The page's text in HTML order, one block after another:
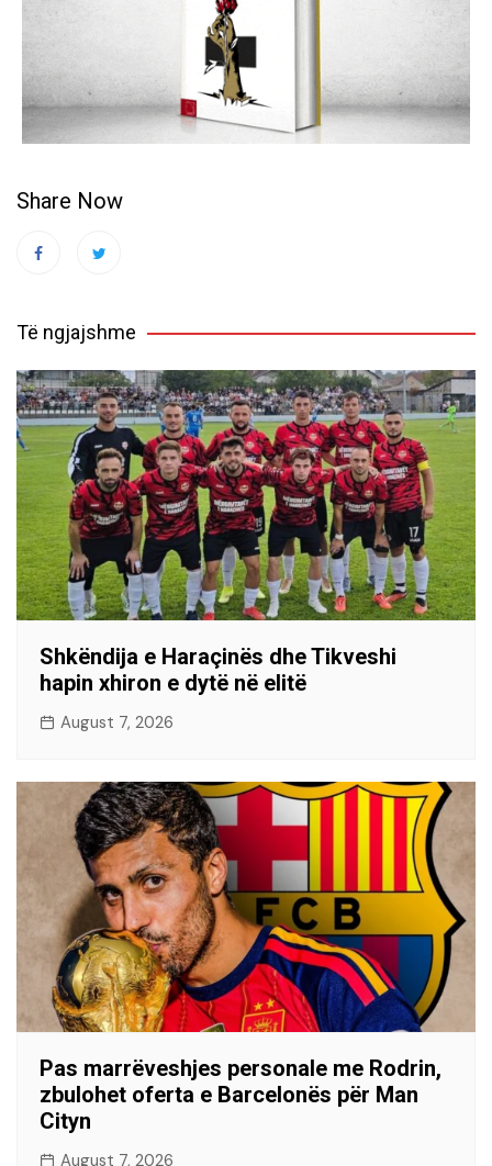
Share Now
Të ngjajshme
Shkëndija e Haraçinës dhe Tikveshi
hapin xhiron e dytë në elitë
August 7, 2026
Pas marrëveshjes personale me Rodrin,
zbulohet oferta e Barcelonës për Man
Cityn
August 7, 2026